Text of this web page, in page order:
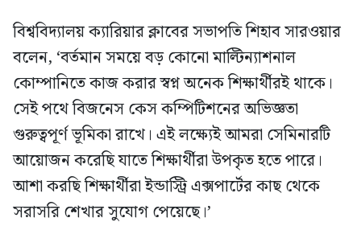
বিশ্ববিদ্যালয় ক্যারিয়ার ক্লাবের সভাপতি শিহাব সারওয়ার
বলেন, ‘বর্তমান সময়ে বড় কোনো মাল্টিন্যাশনাল
কোম্পানিতে কাজ করার স্বপ্ন অনেক শিক্ষার্থীরই থাকে।
সেই পথে বিজনেস কেস কম্পিটিশনের অভিজ্ঞতা
গুরুত্বপূর্ণ ভূমিকা রাখে। এই লক্ষ্যেই আমরা সেমিনারটি
আয়োজন করেছি যাতে শিক্ষার্থীরা উপকৃত হতে পারে।
আশা করছি শিক্ষার্থীরা ইন্ডাস্ট্রি এক্সপার্টের কাছ থেকে
সরাসরি শেখার সুযোগ পেয়েছে।’